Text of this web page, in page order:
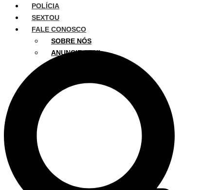
POLÍCIA
SEXTOU
FALE CONOSCO
SOBRE NÓS
ANUNCIE AQUI